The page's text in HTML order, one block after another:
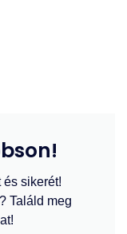
sikerét!
Találd meg